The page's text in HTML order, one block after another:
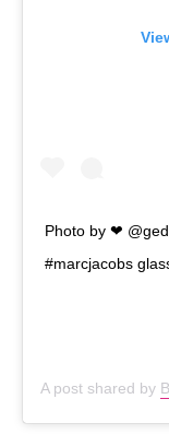
Photo by ❤
#marcjacobs
A post shared by